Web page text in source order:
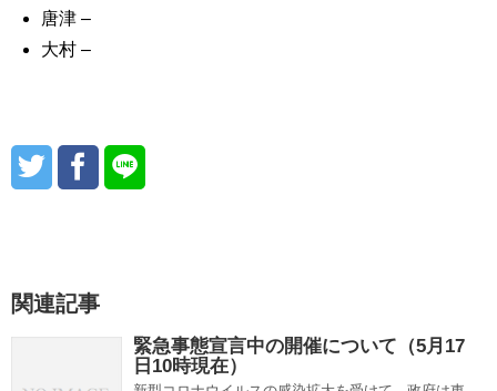
唐津–
大村–
関連記事
緊急事態宣言中の開催について（5月17
日10時現在）